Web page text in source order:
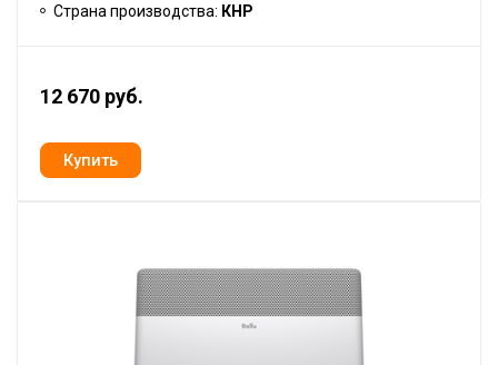
Страна производства: КНР
12 670 руб.